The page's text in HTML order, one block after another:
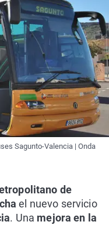
Sagunto-Valencia | Onda
de
el nuevo servicio
. Una mejora en la